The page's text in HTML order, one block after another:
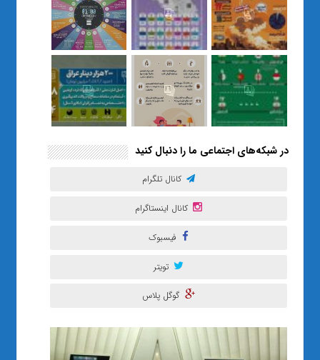
حضور مشترک معلم و هنرجویان
در مهم‌ترین گالری قرآنی هوش
مصنوعی تهران
در شبکه‌های اجتماعی ما را دنبال کنید
کانال تلگرام
کانال اینستاگرام
فیسبوک
تویتر
گوگل پلاس